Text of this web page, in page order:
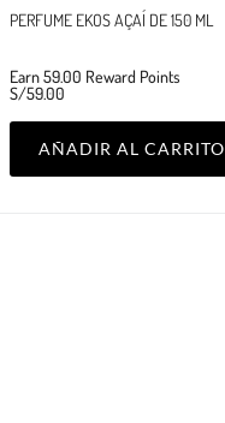
PERFUME EKOS AÇAÍ DE 150 ML
Earn 59.00 Reward Points
S/59.00
AÑADIR AL CARRITO